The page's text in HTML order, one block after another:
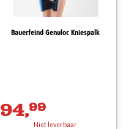
Bauerfeind Genuloc Kniespalk
94,99
Niet leverbaar